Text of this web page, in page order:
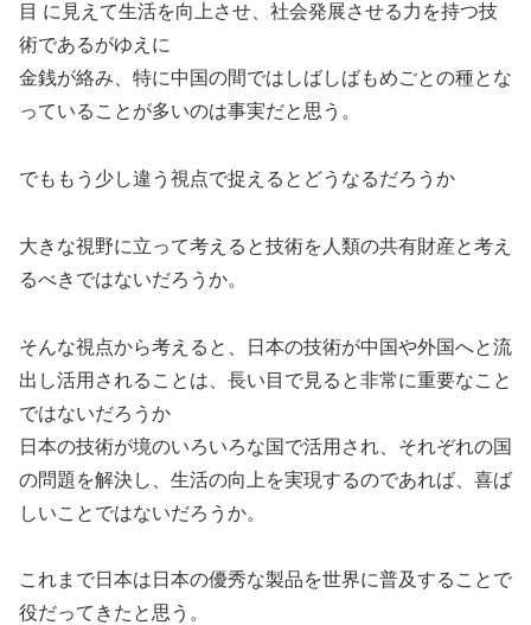
目 に見えて生活を向上させ、社会発展させる力を持つ技
術であるがゆえに
金銭が絡み、特に中国の間ではしばしばもめごとの種とな
っていることが多いのは事実だと思う。
でももう少し違う視点で捉えるとどうなるだろうか
大きな視野に立って考えると技術を人類の共有財産と考え
るべきではないだろうか。
そんな視点から考えると、日本の技術が中国や外国へと流
出し活用されることは、長い目で見ると非常に重要なこと
ではないだろうか
日本の技術が境のいろいろな国で活用され、それぞれの国
の問題を解決し、生活の向上を実現するのであれば、喜ば
しいことではないだろうか。
これまで日本は日本の優秀な製品を世界に普及することで
役だってきたと思う。